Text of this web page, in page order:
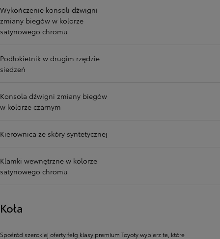
Wykończenie konsoli dźwigni
zmiany biegów w kolorze
satynowego chromu
Podłokietnik w drugim rzędzie
siedzeń
Konsola dźwigni zmiany biegów
w kolorze czarnym
Kierownica ze skóry syntetycznej
Klamki wewnętrzne w kolorze
satynowego chromu
Koła
Spośród szerokiej oferty felg klasy premium Toyoty wybierz te, które